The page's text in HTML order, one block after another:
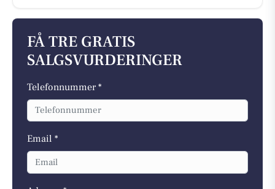
FÅ TRE GRATIS
SALGSVURDERINGER
Telefonnummer *
Email *